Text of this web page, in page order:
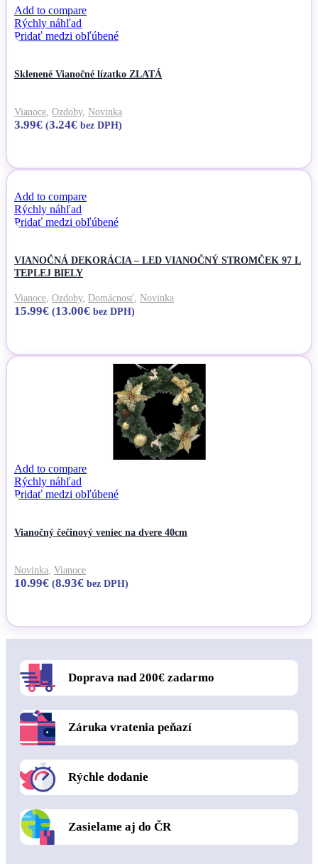
Add to compare
Rýchly náhľad
Pridať medzi obľúbené
Sklenené Vianočné lízatko ZLATÁ
Vianoce Ozdoby, Novinka
3.99€ (3.24€ bez DPH)
Add to compare
Rýchly náhľad
Pridať medzi obľúbené
VIANOČNÁ DEKORÁCIA – LED VIANOČNÝ STROMČEK 97 L
TEPLEJ BIELY
Vianoce Ozdoby, Domácnosť Novinka
15.99€ (13.00€ bez DPH)
Add to compare
Rýchly náhľad
Pridať medzi obľúbené
Vianočný čečinový veniec na dvere 40cm
Novinka Vianoce
10.99€ (8.93€ bez DPH)
Doprava nad 200€ zadarmo
Záruka vratenia peňazí
Rýchle dodanie
Zasielame aj do ČR